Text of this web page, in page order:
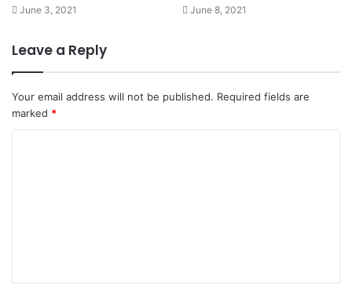
June 3, 2021 June 8, 2021
Leave a Reply
Your email address will not be published. Required fields are
marked *
t